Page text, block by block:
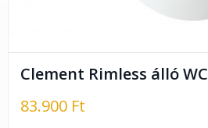
Clement Rimless álló WC
83.900 Ft